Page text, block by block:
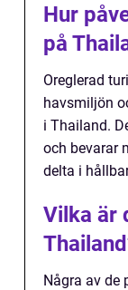
Hur
på
Oreglerad
havsmiljön
i Thailand.
och bevarar
delta i
Vilka är
Några av de